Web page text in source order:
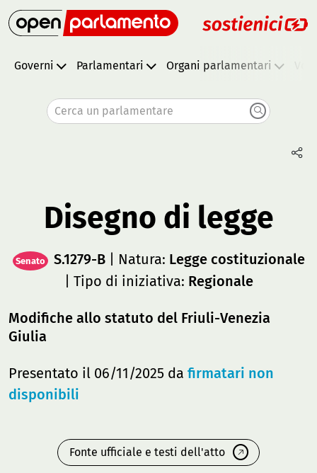
Governi Parlamentari Organi parlamentari
Cerca un parlamentare
Disegno di legge
Senato S.1279-B| Natura: Legge costituzionale
| Tipo di iniziativa: Regionale
Modifiche allo statuto del Friuli-Venezia
Giulia
Presentato il 06/11/2025 da firmatari non
disponibili
Fonte ufficiale e testi dell'atto